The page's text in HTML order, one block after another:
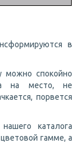
в
спокойно
на место, не
порвется
каталога
гамме, а